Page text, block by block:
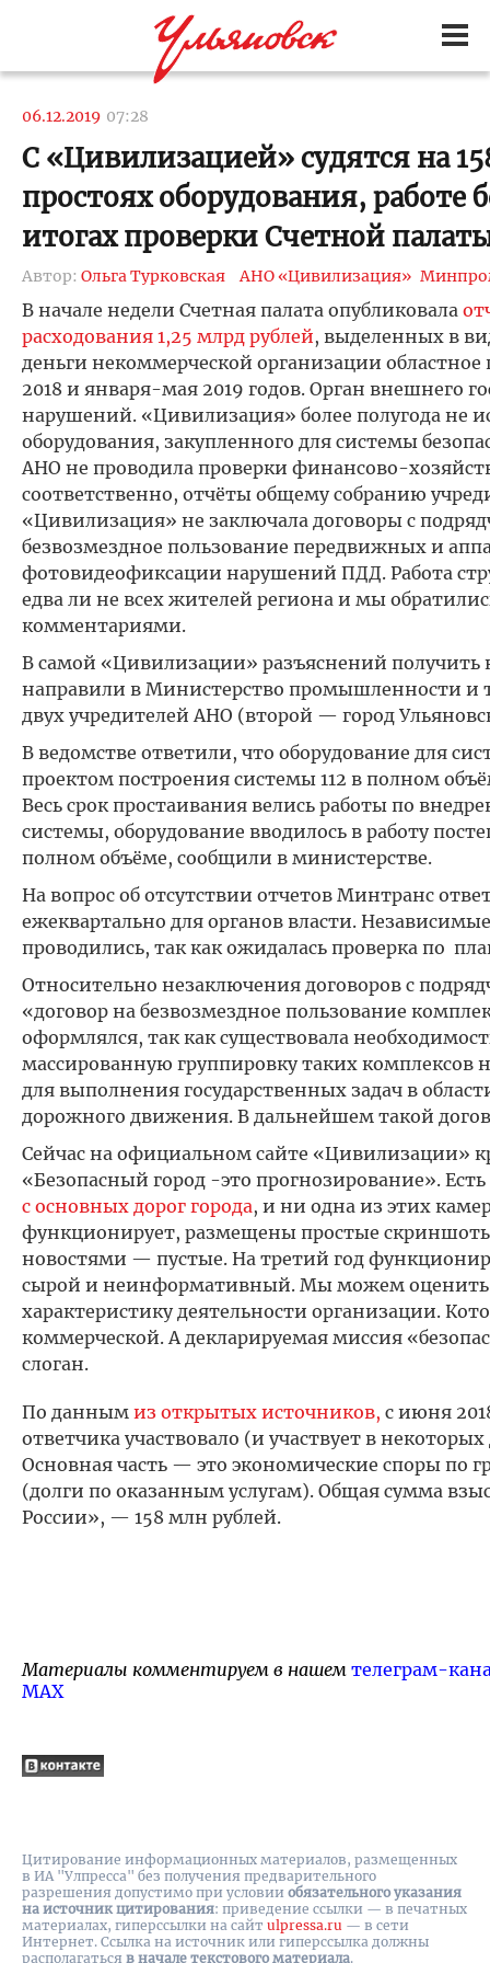
06.12.2019 07:28
С «Цивилизацией» судятся на
простоях оборудования, работе
итогах проверки Счетной
Автор: Ольга Турковская АНО «Цивилизация»
В начале недели Счетная палата опубликовала
расходования 1,25 млрд рублей, выделенных в
деньги некоммерческой организации областное
2018 и января-мая 2019 годов. Орган внешнего
нарушений. «Цивилизация» более полугода не
оборудования, закупленного для системы
АНО не проводила проверки финансово-
соответственно, отчёты общему собранию
«Цивилизация» не заключала договоры с
безвозмездное пользование передвижных и
фотовидеофиксации нарушений ПДД. Работа
едва ли не всех жителей региона и мы
комментариями.
В самой «Цивилизации» разъяснений получить
направили в Министерство промышленности и
двух учредителей АНО (второй — город
В ведомстве ответили, что оборудование для
проектом построения системы 112 в полном
Весь срок простаивания велись работы по
системы, оборудование вводилось в работу
полном объёме, сообщили в министерстве.
На вопрос об отсутствии отчетов Минтранс
ежеквартально для органов власти.
проводились, так как ожидалась проверка по
Относительно незаключения договоров с
«договор на безвозмездное пользование
оформлялся, так как существовала
массированную группировку таких комплексов
для выполнения государственных задач в
дорожного движения. В дальнейшем такой
Сейчас на официальном сайте
«Безопасный город -это прогнозирование».
с основных дорог города, и ни одна из этих
функционирует, размещены простые
новостями — пустые. На третий год
сырой и неинформативный. Мы можем оценить
характеристику деятельности организации.
коммерческой. А декларируемая миссия
слоган.
По данным из открытых источников, с июня
ответчика участвовало (и участвует в
Основная часть — это экономические споры по
(долги по оказанным услугам). Общая сумма
России», — 158 млн рублей.
Материалы комментируем в нашем телеграм-
MAX
Цитирование информационных материалов, размещенных
в ИА "Улпресса" без получения предварительного
разрешения допустимо при условии обязательного указания
на источник цитирования: приведение ссылки — в печатных
материалах, гиперссылки на cайт ulpressa.ru — в сети
Интернет. Ссылка на источник или гиперссылка должны
располагаться в начале текстового материала.